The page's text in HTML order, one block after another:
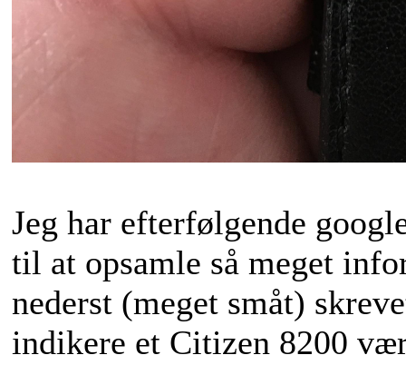
Jeg har efterfølgende
til at opsamle så meget
nederst (meget småt)
indikere et Citizen 8200